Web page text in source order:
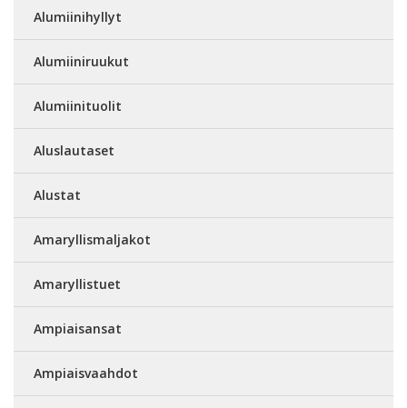
Alumiinihyllyt
Alumiiniruukut
Alumiinituolit
Aluslautaset
Alustat
Amaryllismaljakot
Amaryllistuet
Ampiaisansat
Ampiaisvaahdot